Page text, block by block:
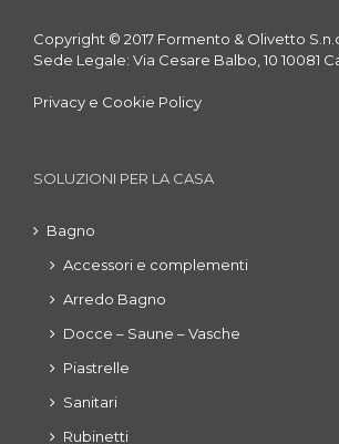
Copyright © 2017 Formento & Olivetto
Sede Legale: Via Cesare Balbo, 10 10081
Privacy e Cookie Policy
SOLUZIONI PER LA CASA
Bagno
Accessori e complementi
Arredo Bagno
Docce – Saune – Vasche
Piastrelle
Sanitari
Rubinetti